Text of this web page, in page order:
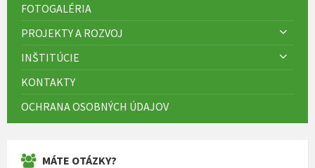
FOTOGALÉRIA
PROJEKTY A ROZVOJ
INŠTITÚCIE
KONTAKTY
OCHRANA OSOBNÝCH ÚDAJOV
MÁTE OTÁZKY?